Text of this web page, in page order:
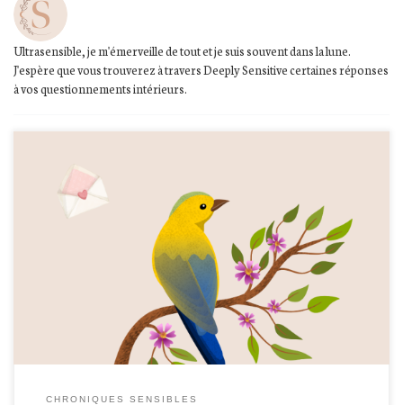
Ultrasensible, je m'émerveille de tout et je suis souvent dans la lune.
J'espère que vous trouverez à travers Deeply Sensitive certaines réponses
à vos questionnements intérieurs.
La promesse d'un amour entre une petite fille et son papy.
CHRONIQUES SENSIBLES